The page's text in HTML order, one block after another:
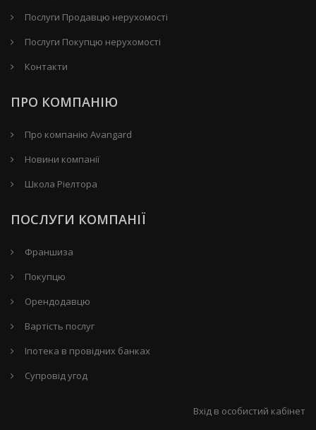
Послуги Продавцю нерухомості
Послуги Покупцю нерухомості
Контакти
ПРО КОМПАНІЮ
Про компанію Avangard
Новини компанії
Школа Ріелтора
ПОСЛУГИ КОМПАНІЇ
Франшиза
Покупцю
Орендодавцю
Вартість послуг
Іпотека в провідних банках
Супровід угод
Вхід в особистий кабінет